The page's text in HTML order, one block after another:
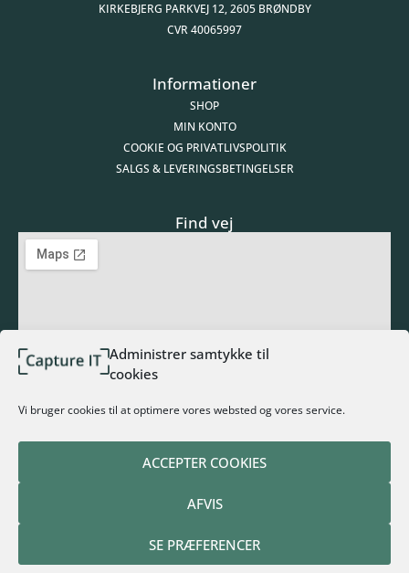
Administrer samtykke til
cookies
Vi bruger cookies til at optimere vores websted og vores service.
ACCEPTER COOKIES
AFVIS
SE PRÆFERENCER
KIRKEBJERG PARKVEJ 12, 2605 BRØNDBY
CVR 40065997
Informationer
SHOP
MIN KONTO
COOKIE OG PRIVATLIVSPOLITIK
SALGS & LEVERINGSBETINGELSER
Find vej